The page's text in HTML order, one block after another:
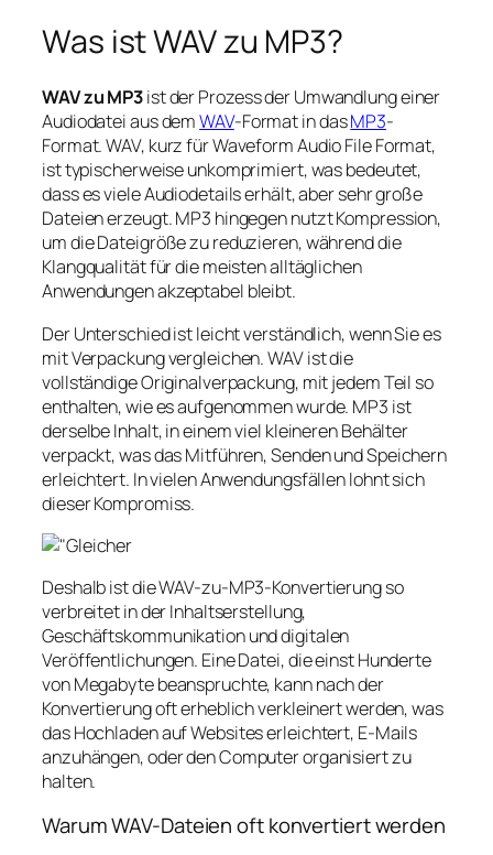
Was ist WAV zu MP3?
WAV zu MP3ist der Prozess der Umwandlung einer
Audiodatei aus demWAV-Format in dasMP3-
Format. WAV, kurz für Waveform Audio File Format,
ist typischerweise unkomprimiert, was bedeutet,
dass es viele Audiodetails erhält, aber sehr große
Dateien erzeugt. MP3 hingegen nutzt Kompression,
um die Dateigröße zu reduzieren, während die
Klangqualität für die meisten alltäglichen
Anwendungen akzeptabel bleibt.
Der Unterschied ist leicht verständlich, wenn Sie es
mit Verpackung vergleichen. WAV ist die
vollständige Originalverpackung, mit jedem Teil so
enthalten, wie es aufgenommen wurde. MP3 ist
derselbe Inhalt, in einem viel kleineren Behälter
verpackt, was das Mitführen, Senden und Speichern
erleichtert. In vielen Anwendungsfällen lohnt sich
dieser Kompromiss.
Deshalb ist die WAV-zu-MP3-Konvertierung so
verbreitet in der Inhaltserstellung,
Geschäftskommunikation und digitalen
Veröffentlichungen. Eine Datei, die einst Hunderte
von Megabyte beanspruchte, kann nach der
Konvertierung oft erheblich verkleinert werden, was
das Hochladen auf Websites erleichtert, E-Mails
anzuhängen, oder den Computer organisiert zu
halten.
Warum WAV-Dateien oft konvertiert werden